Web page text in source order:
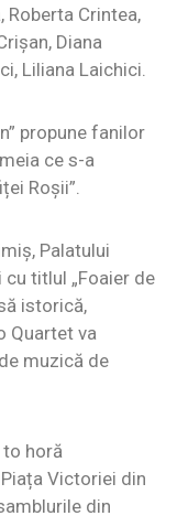
Roberta Crintea,
Diana
Liliana Laichici.
propune fanilor
ce s-a
Roșii”.
Palatului
titlul „Foaier de
istorică,
Quartet va
muzică de
to horă
Victoriei din
din